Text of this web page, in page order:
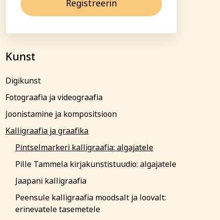
Registreerin
Kunst
Digikunst
Fotograafia ja videograafia
Joonistamine ja kompositsioon
Kalligraafia ja graafika
Pintselmarkeri kalligraafia: algajatele
Pille Tammela kirjakunstistuudio: algajatele
Jaapani kalligraafia
Peensule kalligraafia moodsalt ja loovalt:
erinevatele tasemetele
koos
on tähtaeg
sõlmimisega
sellest Tartu
teavitada.
koolituse algust või
ei tagastata
registreerunuid
tagastatakse või
teisele
siin